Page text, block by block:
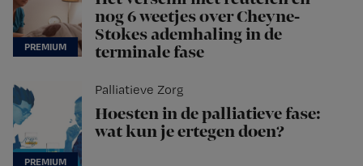
nog 6 weetjes over Cheyne-
Stokes ademhaling in de
terminale fase
Palliatieve Zorg
Hoesten in de palliatieve fase:
wat kun je ertegen doen?